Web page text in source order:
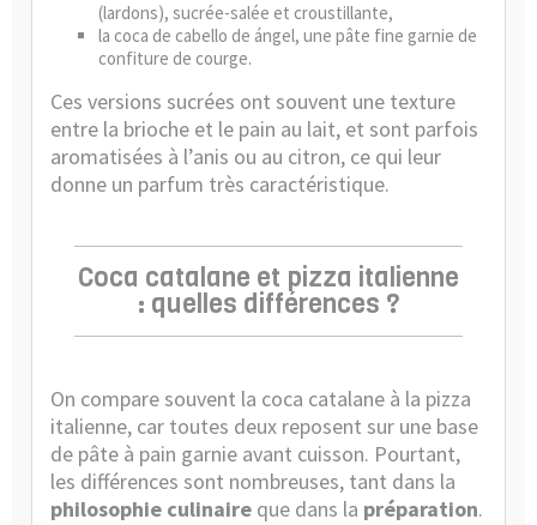
(lardons), sucrée-salée et croustillante,
la coca de cabello de ángel, une pâte fine garnie de
confiture de courge.
Ces versions sucrées ont souvent une texture
entre la brioche et le pain au lait, et sont parfois
aromatisées à l’anis ou au citron, ce qui leur
donne un parfum très caractéristique.
Coca catalane et pizza italienne
: quelles différences ?
On compare souvent la coca catalane à la pizza
italienne, car toutes deux reposent sur une base
de pâte à pain garnie avant cuisson. Pourtant,
les différences sont nombreuses, tant dans la
philosophie culinaire que dans la préparation.